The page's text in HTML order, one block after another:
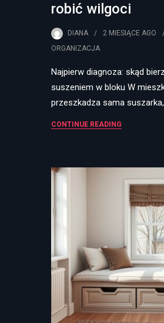
robić wilgoci
DIANA 2 MIESIĄCE AGO
ORGANIZACJA
Najpierw diagnoza: skąd
suszeniem w bloku W
przeszkadza sama
CONTINUE READING